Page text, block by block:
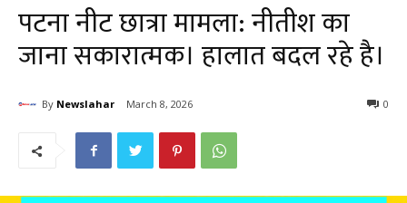
पटना नीट छात्रा मामला: नीतीश का
जाना सकारात्मक। हालात बदल रहे है।
By Newslahar March 8, 2026 0